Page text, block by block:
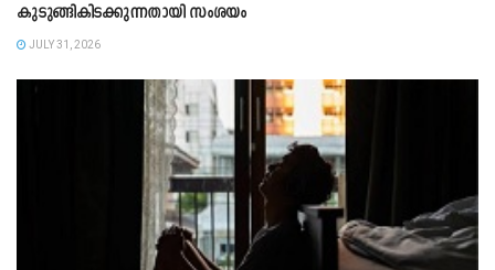
കുടുങ്ങികിടക്കുന്നതായി സംശയം
JULY 31, 2026